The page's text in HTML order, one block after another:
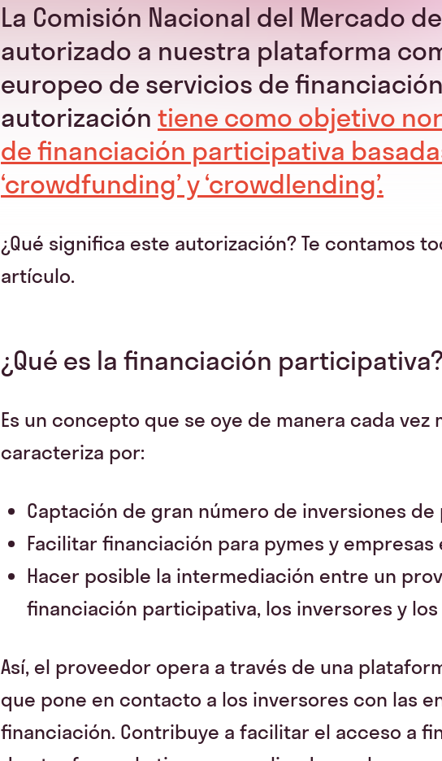
La Comisión Nacional del Mercado de
autorizado a nuestra plataforma
europeo de servicios de
autorización tiene como objetivo
de financiación participativa
‘crowdfunding’ y ‘crowdlending’.
¿Qué significa este autorización? Te contamos
artículo.
¿Qué es la financiación participativa?
Es un concepto que se oye de manera cada vez
caracteriza por:
Captación de gran número de inversiones
Facilitar financiación para pymes y
Hacer posible la intermediación entre un
financiación participativa, los inversores y
Así, el proveedor opera a través de una
que pone en contacto a los inversores con las
financiación. Contribuye a facilitar el acceso a